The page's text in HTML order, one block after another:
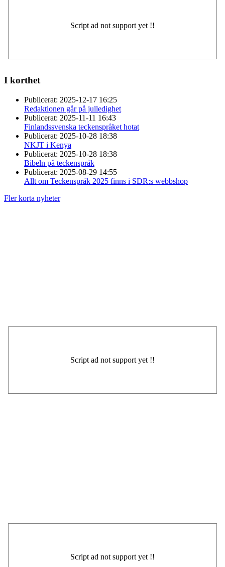
I korthet
Publicerat: 2025-12-17 16:25
Redaktionen går på julledighet
Publicerat: 2025-11-11 16:43
Finlandssvenska teckenspråket hotat
Publicerat: 2025-10-28 18:38
NKJT i Kenya
Publicerat: 2025-10-28 18:38
Bibeln på teckenspråk
Publicerat: 2025-08-29 14:55
Allt om Teckenspråk 2025 finns i SDR:s webbshop
Fler korta nyheter